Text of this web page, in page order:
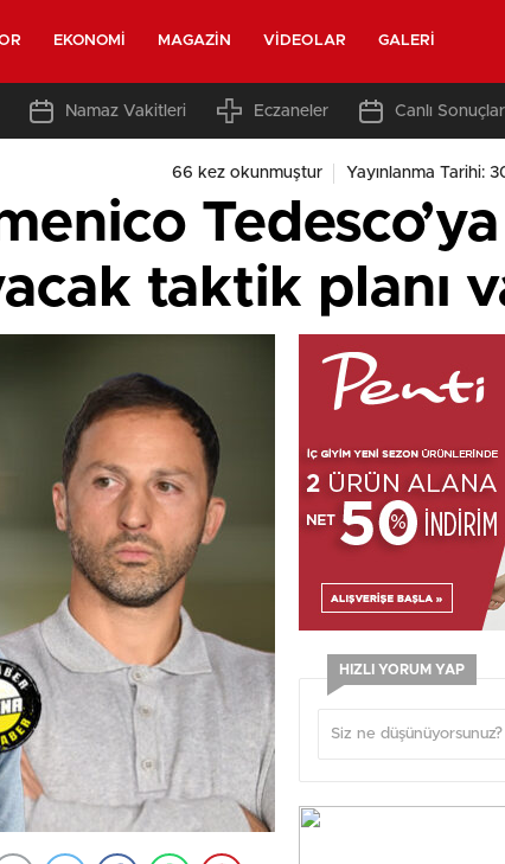
EKONOMI MAGAZIN VIDEOLAR GALERI
Namaz Vakitleri Eczaneler Canlı Sonuçlar
66 kez okunmuştur Yayınlanma Tarihi:
taktik planı
HIZLI YORUM YAP